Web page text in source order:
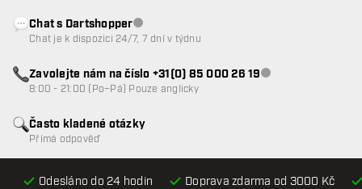
Odesláno do 24 hodin Doprava zdarma od 3000 Kč
Často kladené otázky
Přímá odpověď
Chat s DartshopperZákaznický servis nedostupný
Chat je k dispozici 24/7, 7 dní v týdnu
Zavolejte nám na číslo +31(0) 85 000 26 19Zákaznický servis
8:00 - 21:00 (Po–Pá) Pouze anglicky